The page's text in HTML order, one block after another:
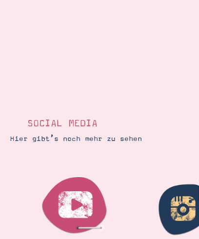
SOCIAL MEDIA
Hier gibt’s noch mehr zu sehen